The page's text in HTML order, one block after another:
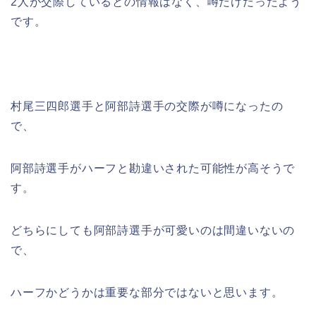
です。
村尾三四郎選手と阿部詩選手の交際が噂になったの
で、
阿部詩選手がハーフと勘違いされた可能性が高そうで
す。
どちらにしても阿部詩選手が可愛いのは間違いないの
で、
ハーフかどうかは重要な部分ではないと思います。